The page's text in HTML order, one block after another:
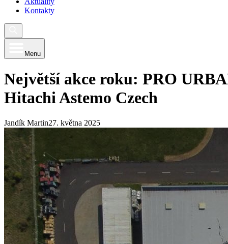
Kontakty
Menu
Největší akce roku: PRO
Hitachi Astemo Czech
Jandík Martin27. května 2025